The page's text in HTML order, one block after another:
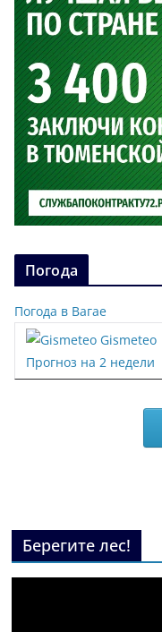
Погода
Погода в Вагае
Gismeteo
Прогноз на 2 недели
Берегите лес!